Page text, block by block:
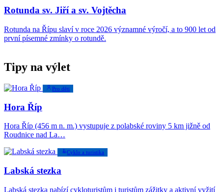
Rotunda sv. Jiří a sv. Vojtěcha
Rotunda na Řípu slaví v roce 2026 významné výročí, a to 900 let od
první písemné zmínky o rotundě.
Tipy na výlet
Pro děti
Hora Říp
Hora Říp (456 m n. m.) vystupuje z polabské roviny 5 km jižně od
Roudnice nad La…
Cyklo a turistika
Labská stezka
Labská stezka nabízí cykloturistům i turistům zážitky a aktivní vyžití